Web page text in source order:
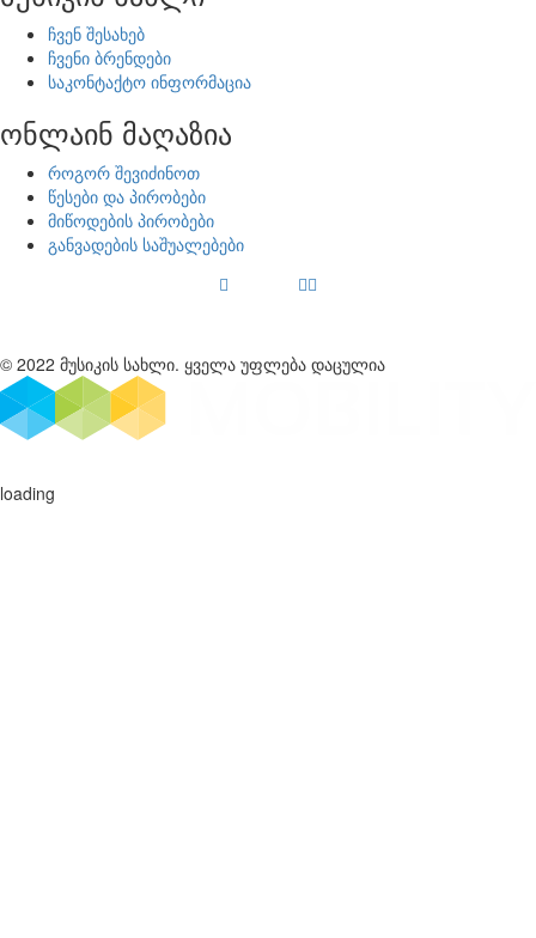
ჩვენ შესახებ
ჩვენი ბრენდები
საკონტაქტო ინფორმაცია
ონლაინ მაღაზია
როგორ შევიძინოთ
წესები და პირობები
მიწოდების პირობები
განვადების საშუალებები
© 2022 მუსიკის სახლი. ყველა უფლება დაცულია
loading